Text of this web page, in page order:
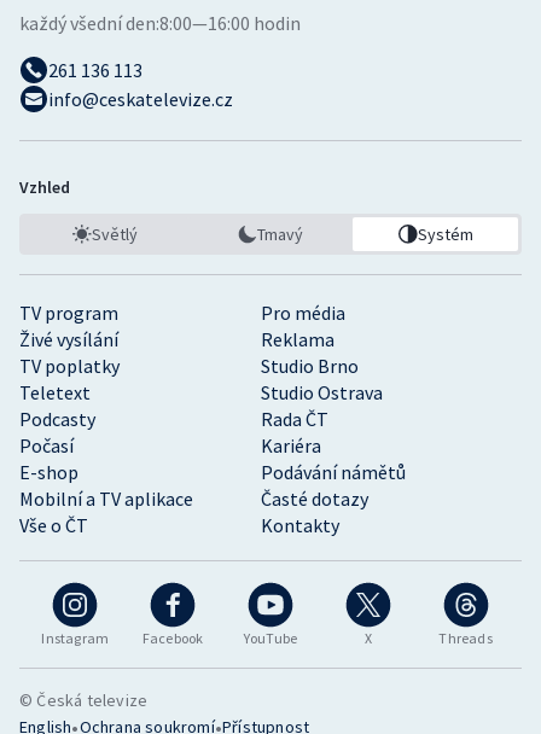
Instagram Facebook YouTube X Threads
TV program
Pro média
Živé vysílání
Reklama
TV poplatky
Studio Brno
Teletext
Studio Ostrava
Podcasty
Rada ČT
Počasí
Kariéra
E-shop
Podávání námětů
Mobilní a TV aplikace
Časté dotazy
Vše o ČT
Kontakty
každý všední den:8:00—16:00 hodin
261 136 113
info@ceskatelevize.cz
Vzhled
Světlý Tmavý Systém
© Česká televize
English•Ochrana soukromí•Přístupnost